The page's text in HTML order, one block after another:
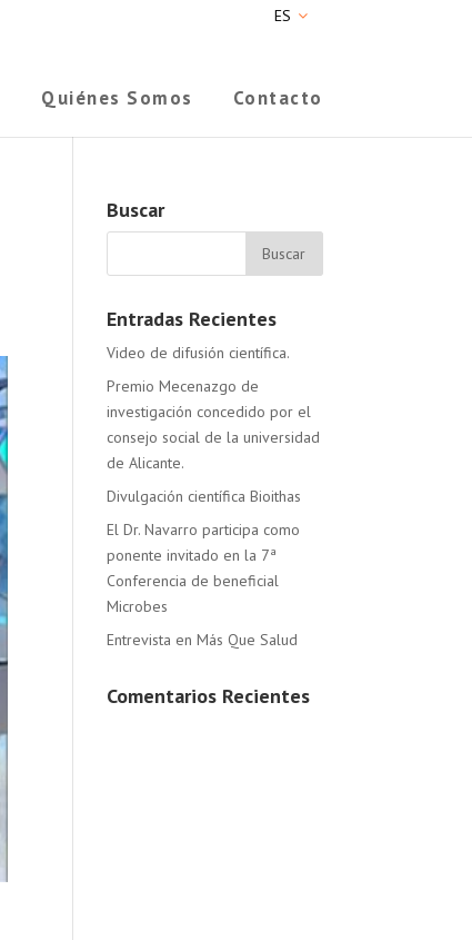
ES
Quiénes Somos Contacto
Buscar
Entradas Recientes
Video de difusión científica.
Premio Mecenazgo de
investigación concedido por el
consejo social de la universidad
de Alicante.
Divulgación científica Bioithas
El Dr. Navarro participa como
ponente invitado en la 7ª
Conferencia de beneficial
Microbes
Entrevista en Más Que Salud
Comentarios Recientes